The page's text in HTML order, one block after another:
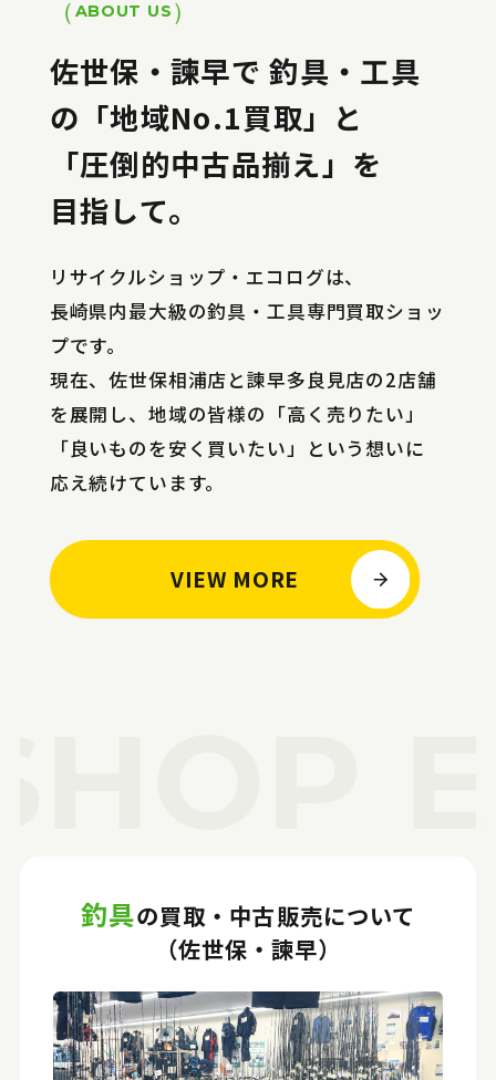
ABOUT US
佐世保・諫早で 釣具・工具
の「地域No.1買取」と
「圧倒的中古品揃え」を
目指して。
リサイクルショップ・エコログは、
長崎県内最大級の釣具・工具専門買取ショッ
プです。
現在、佐世保相浦店と諫早多良見店の2店舗
を展開し、 地域の皆様の「高く売りたい」
「良いものを安く買いたい」という想いに
応え続けています。
VIEW MORE
釣具の買取・中古販売について
（佐世保・諫早）